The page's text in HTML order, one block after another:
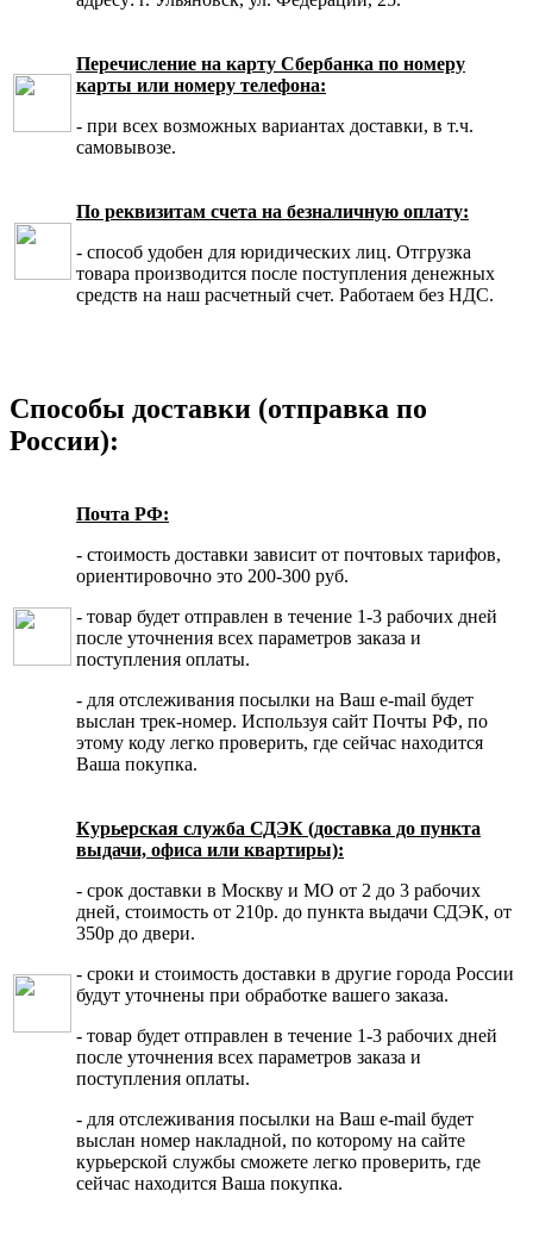
Перечисление на карту Сбербанка по номеру
карты или номеру телефона:
- при всех возможных вариантах доставки, в т.ч.
самовывозе.
По реквизитам счета на безналичную оплату:
- способ удобен для юридических лиц. Отгрузка
товара производится после поступления денежных
средств на наш расчетный счет. Работаем без НДС.
Способы доставки (отправка по
России):
Почта РФ:
- стоимость доставки зависит от почтовых тарифов,
ориентировочно это 200-300 руб.
- товар будет отправлен в течение 1-3 рабочих дней
после уточнения всех параметров заказа и
поступления оплаты.
- для отслеживания посылки на Ваш e-mail будет
выслан трек-номер. Используя сайт Почты РФ, по
этому коду легко проверить, где сейчас находится
Ваша покупка.
Курьерская служба СДЭК (доставка до пункта
выдачи, офиса или квартиры):
- срок доставки в Москву и МО от 2 до 3 рабочих
дней, стоимость от 210р. до пункта выдачи СДЭК, от
350р до двери.
- сроки и стоимость доставки в другие города России
будут уточнены при обработке вашего заказа.
- товар будет отправлен в течение 1-3 рабочих дней
после уточнения всех параметров заказа и
поступления оплаты.
- для отслеживания посылки на Ваш e-mail будет
выслан номер накладной, по которому на сайте
курьерской службы сможете легко проверить, где
сейчас находится Ваша покупка.